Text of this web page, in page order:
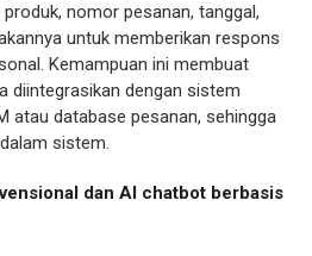
nomor pesanan, tanggal,
untuk memberikan respons
Kemampuan ini membuat
diintegrasikan dengan sistem
atau database pesanan, sehingga
sistem.
dan AI chatbot berbasis